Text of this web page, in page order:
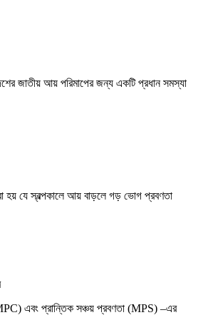
জাতীয় আয় পরিমাপের জন্য একটি প্রধান সমস্যা
হয় যে স্বল্পকালে আয় বাড়লে গড় ভোগ প্রবণতা
এবং প্রান্তিক সঞ্চয় প্রবণতা (MPS) –এর